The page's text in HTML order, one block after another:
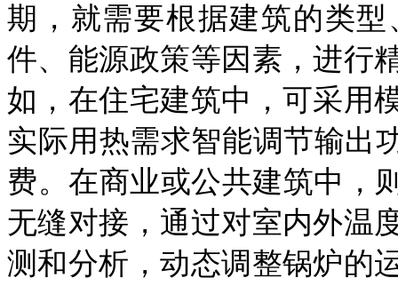
期，就需要根据建筑的类
件、能源政策等因素，进行
如，在住宅建筑中，可采用
实际用热需求智能调节输出
费。在商业或公共建筑中，
无缝对接，通过对室内外温
测和分析，动态调整锅炉的